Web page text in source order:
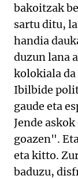
bakoitzak
sartu ditu,
handia
duzun lana
kolokiala
Ibilbide
gaude eta
Jende
goazen".
eta kitto.
baduzu,